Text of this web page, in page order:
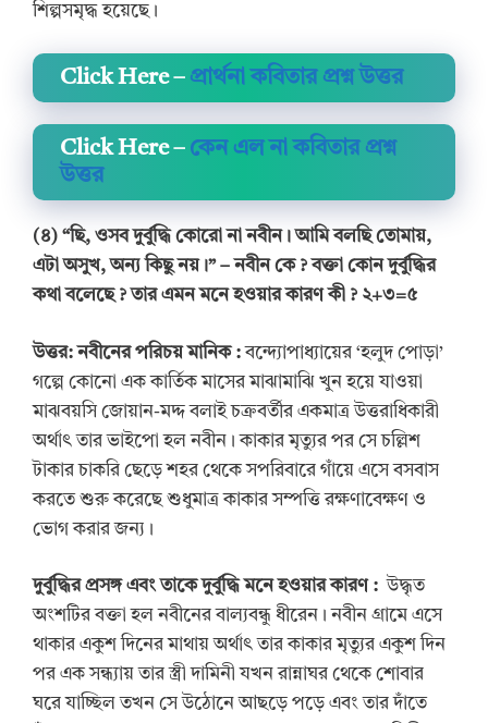
শিল্পসমৃদ্ধ হয়েছে।
Click Here – প্রার্থনা কবিতার প্রশ্ন উত্তর
Click Here – কেন এল না কবিতার প্রশ্ন
উত্তর
(৪) “ছি, ওসব দুর্বুদ্ধি কোরো না নবীন। আমি বলছি তোমায়,
এটা অসুখ, অন্য কিছু নয়।” – নবীন কে ? বক্তা কোন দুর্বুদ্ধির
কথা বলেছে ? তার এমন মনে হওয়ার কারণ কী ? ২+৩=৫
উত্তর: নবীনের পরিচয় মানিক:বন্দ্যোপাধ্যায়ের ‘হলুদ পোড়া’
গল্পে কোনো এক কার্তিক মাসের মাঝামাঝি খুন হয়ে যাওয়া
মাঝবয়সি জোয়ান-মদ্দ বলাই চক্রবর্তীর একমাত্র উত্তরাধিকারী
অর্থাৎ তার ভাইপো হল নবীন। কাকার মৃত্যুর পর সে চল্লিশ
টাকার চাকরি ছেড়ে শহর থেকে সপরিবারে গাঁয়ে এসে বসবাস
করতে শুরু করেছে শুধুমাত্র কাকার সম্পত্তি রক্ষণাবেক্ষণ ও
ভোগ করার জন্য।
দুর্বুদ্ধির প্রসঙ্গ এবং তাকে দুর্বুদ্ধি মনে হওয়ার কারণ: উদ্ধৃত
অংশটির বক্তা হল নবীনের বাল্যবন্ধু ধীরেন। নবীন গ্রামে এসে
থাকার একুশ দিনের মাথায় অর্থাৎ তার কাকার মৃত্যুর একুশ দিন
পর এক সন্ধ্যায় তার স্ত্রী দামিনী যখন রান্নাঘর থেকে শোবার
ঘরে যাচ্ছিল তখন সে উঠোনে আছড়ে পড়ে এবং তার দাঁতে